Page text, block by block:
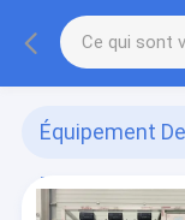
Équipement
D'inversion